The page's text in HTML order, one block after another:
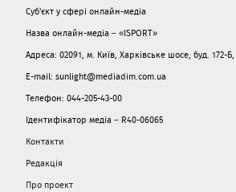
Суб'єкт у сфері онлайн-медіа
Назва онлайн-медіа – «ISPORT»
Адреса: 02091, м. Київ, Харківське шосе, буд. 172-
E-mail: sunlight@mediadim.com.ua
Телефон: 044-205-43-00
Ідентифікатор медіа – R40-06065
Контакти
Редакція
Про проект